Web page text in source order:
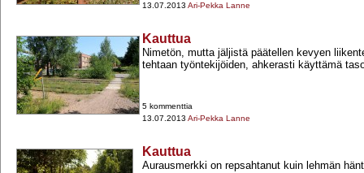
13.07.2013 Ari-Pekka Lanne
Kauttua
Nimetön, mutta jäljistä päätellen kevyen
tehtaan työntekijöiden, ahkerasti käyttämä
5 kommenttia
13.07.2013 Ari-Pekka Lanne
Kauttua
Aurausmerkki on repsahtanut kuin lehmän